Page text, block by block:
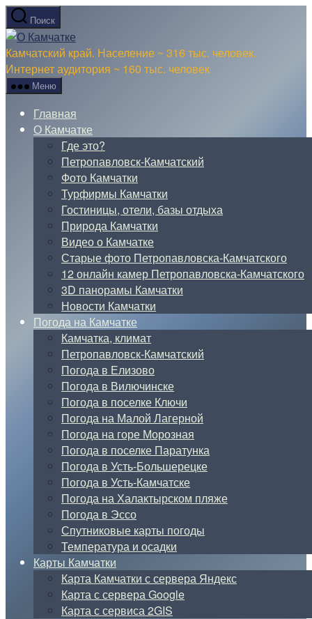
Перейти
к
содержимому
Поиск
Камчатке
Камчатский край. Население ~ 316 тыс. человек.
Интернет аудитория ~ 160 тыс. человек
Меню
Главная
О Камчатке
Где это?
Петропавловск-Камчатский
Фото Камчатки
Турфирмы Камчатки
Гостиницы, отели, базы отдыха
Природа Камчатки
Видео о Камчатке
Старые фото Петропавловска-Камчатского
12 онлайн камер Петропавловска-Камчатского
3D панорамы Камчатки
Новости Камчатки
Погода на Камчатке
Камчатка, климат
Петропавловск-Камчатский
Погода в Елизово
Погода в Вилючинске
Погода в поселке Ключи
Погода на Малой Лагерной
Погода на горе Морозная
Погода в поселке Паратунка
Погода в Усть-Большерецке
Погода в Усть-Камчатске
Погода на Халактырском пляже
Погода в Эссо
Спутниковые карты погоды
Температура и осадки
Карты Камчатки
Карта Камчатки с сервера Яндекс
Карта с сервера Google
Карта с сервиса 2GIS